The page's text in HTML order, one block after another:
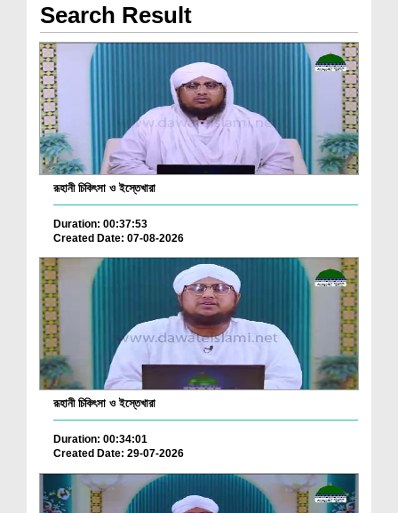
Search Result
রূহানী চিকিৎসা ও ইস্তেখারা
Duration: 00:37:53
Created Date: 07-08-2026
রূহানী চিকিৎসা ও ইস্তেখারা
Duration: 00:34:01
Created Date: 29-07-2026